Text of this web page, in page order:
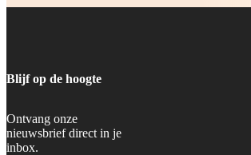
Blijf op de hoogte
Ontvang onze
nieuwsbrief direct in je
inbox.